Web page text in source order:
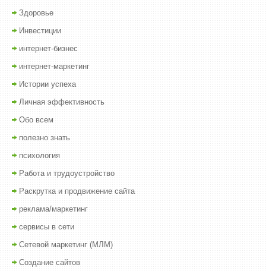
Здоровье
Инвестиции
интернет-бизнес
интернет-маркетинг
Истории успеха
Личная эффективность
Обо всем
полезно знать
психология
Работа и трудоустройство
Раскрутка и продвижение сайта
реклама/маркетинг
сервисы в сети
Сетевой маркетинг (МЛМ)
Создание сайтов